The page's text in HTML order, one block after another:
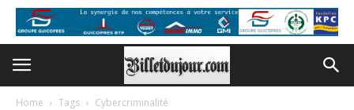
Home Tags Cybercriminalité